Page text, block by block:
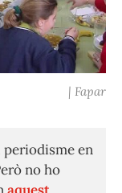
| Fapar
periodisme en
no ho